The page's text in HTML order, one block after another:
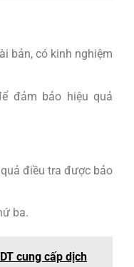
bản, có kinh nghiệm
đảm bảo hiệu quả
điều tra được bảo
ba.
cung cấp dịch